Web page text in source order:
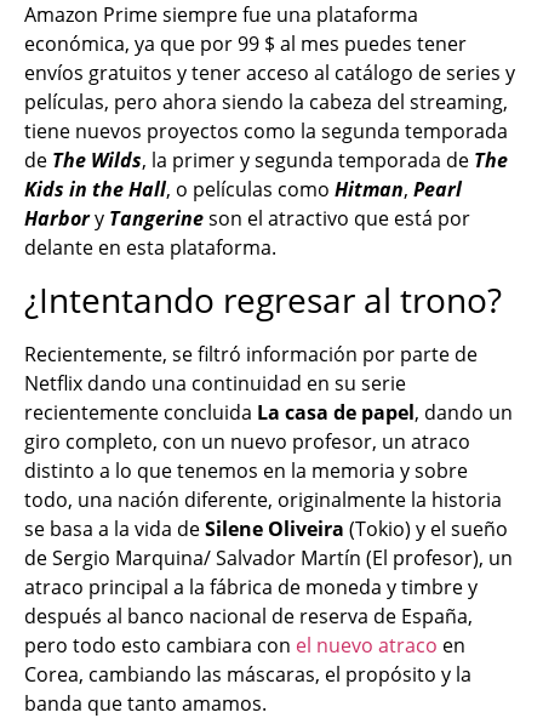
Amazon Prime siempre fue una plataforma
económica, ya que por 99 $ al mes puedes tener
envíos gratuitos y tener acceso al catálogo de series y
películas, pero ahora siendo la cabeza del streaming,
tiene nuevos proyectos como la segunda temporada
de The Wilds, la primer y segunda temporada de The
Kids in the Hall, o películas como Hitman, Pearl
Harbory Tangerineson el atractivo que está por
delante en esta plataforma.
¿Intentando regresar al trono?
Recientemente, se filtró información por parte de
Netflix dando una continuidad en su serie
recientemente concluida La casa de papel, dando un
giro completo, con un nuevo profesor, un atraco
distinto a lo que tenemos en la memoria y sobre
todo, una nación diferente, originalmente la historia
se basa a la vida deSilene Oliveira (Tokio) y el sueño
de Sergio Marquina/ Salvador Martín (El profesor), un
atraco principal a la fábrica de moneda y timbre y
después al banco nacional de reserva de España,
pero todo esto cambiara con el nuevo atraco en
Corea, cambiando las máscaras, el propósito y la
banda que tanto amamos.